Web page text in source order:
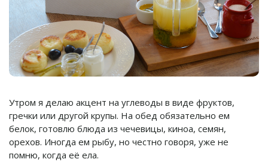
Утром я делаю акцент на углеводы в виде фруктов,
гречки или другой крупы. На обед обязательно ем
белок, готовлю блюда из чечевицы, киноа, семян,
орехов. Иногда ем рыбу, но честно говоря, уже не
помню, когда её ела.